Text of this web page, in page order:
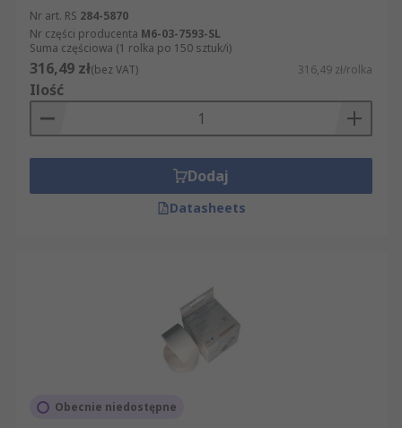
Nr art. RS 284-5870
Nr części producenta M6-03-7593-SL
Suma częściowa (1 rolka po 150 sztuk/i)
316,49 zł(bez VAT) 316,49 zł/rolka
Ilość
Dodaj
Datasheets
Obecnie niedostępne